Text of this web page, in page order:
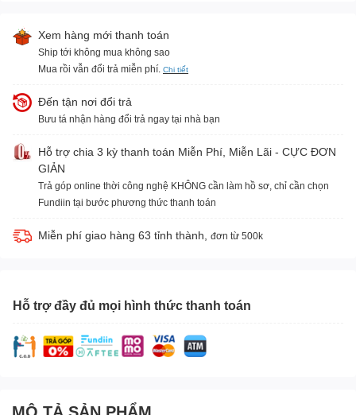
Xem hàng mới thanh toán
Ship tới không mua không sao
Mua rồi vẫn đổi trả miễn phí. Chi tiết
Đến tận nơi đổi trả
Bưu tá nhận hàng đổi trả ngay tại nhà bạn
Hỗ trợ chia 3 kỳ thanh toán Miễn Phí, Miễn Lãi - CỰC ĐƠN
GIẢN
Trả góp online thời công nghệ KHÔNG cần làm hồ sơ, chỉ cần chọn
Fundiin tại bước phương thức thanh toán
Miễn phí giao hàng 63 tỉnh thành, đơn từ 500k
Hỗ trợ đầy đủ mọi hình thức thanh toán